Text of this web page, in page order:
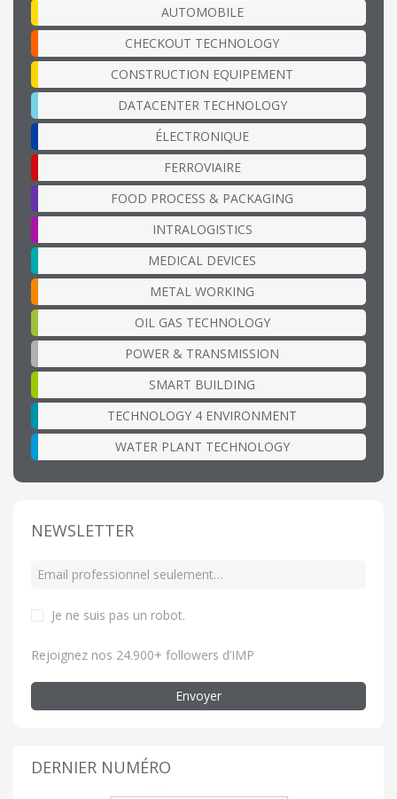
AUTOMOBILE
CHECKOUT TECHNOLOGY
CONSTRUCTION EQUIPEMENT
DATACENTER TECHNOLOGY
ÉLECTRONIQUE
FERROVIAIRE
FOOD PROCESS & PACKAGING
INTRALOGISTICS
MEDICAL DEVICES
METAL WORKING
OIL GAS TECHNOLOGY
POWER & TRANSMISSION
SMART BUILDING
TECHNOLOGY 4 ENVIRONMENT
WATER PLANT TECHNOLOGY
NEWSLETTER
Je ne suis pas un robot.
Rejoignez nos 24.900+ followers d’IMP
Envoyer
DERNIER NUMÉRO